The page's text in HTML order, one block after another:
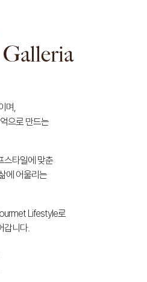
며,
으로 만드는
스타일에 맞춘
에 어울리는
Lifestyle로
갑니다.